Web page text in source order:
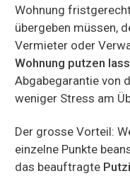
Wohnung
übergeben müssen,
Vermieter oder
Wohnung putzen
Abgabegarantie von
weniger Stress am
Der grosse Vorteil:
einzelne Punkte
das beauftragte